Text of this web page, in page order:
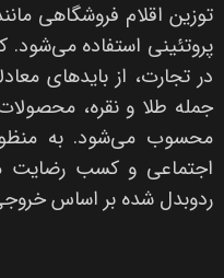
توزین اقلام فروشگاهی
پروتئینی استفاده می‌شود.
در تجارت، از بایدهای
جمله طلا و نقره،
محسوب می‌شود. به
اجتماعی و کسب رضایت
ردوبدل شده بر اساس